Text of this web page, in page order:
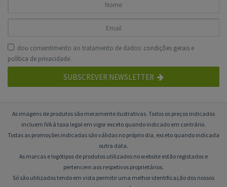
dou consentimento ao tratamento de dados: condições gerais e
política de privacidade.
SUBSCREVER NEWSLETTER
As imagens de produtos são meramente ilustrativas. Todos os preços indicados
incluem IVA à taxa legal em vigor exceto quando indicado em contrário.
Todas as promoções indicadas são válidas no próprio dia, exceto quando indicada
outra data.
As marcas e logótipos de produtos utilizados no website estão registados e
pertencem aos respetivos proprietários.
Só são utilizados tendo em vista permitir uma melhor identificação dos nossos